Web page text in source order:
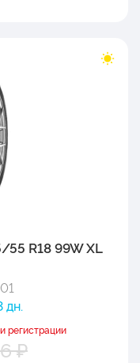
R18 99W XL
дн.
регистрации
₽